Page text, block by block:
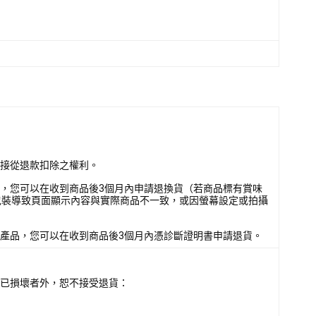
從退款扣除之權利。
您可以在收到商品後3個月內申請退換貨（若商品標有賞味
導致頁面顯示內容與實際商品不一致，或因螢幕設定或拍攝
，您可以在收到商品後3個月內憑診斷證明書申請退貨。
損壞者外，恕不接受退貨：